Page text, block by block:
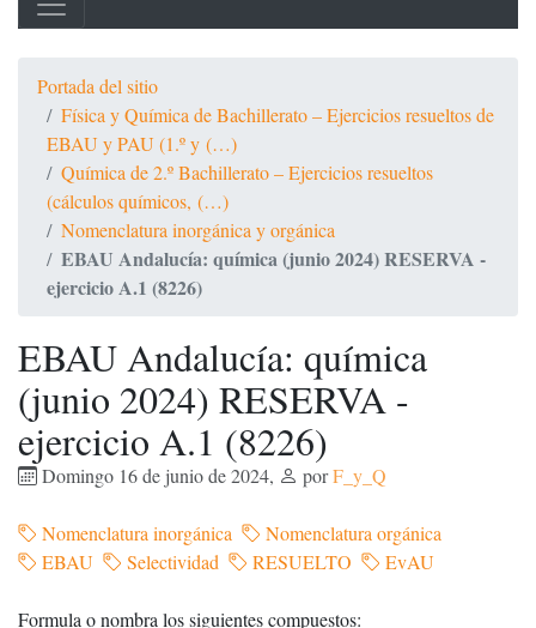
Portada del sitio
Física y Química de Bachillerato – Ejercicios resueltos de
EBAU y PAU (1.º y (…)
Química de 2.º Bachillerato – Ejercicios resueltos
(cálculos químicos, (…)
Nomenclatura inorgánica y orgánica
EBAU Andalucía: química (junio 2024) RESERVA -
ejercicio A.1 (8226)
EBAU Andalucía: química
(junio 2024) RESERVA -
ejercicio A.1 (8226)
Domingo 16 de junio de 2024, porF_y_Q
Nomenclatura inorgánica
Nomenclatura orgánica
EBAU
Selectividad RESUELTO EvAU
Formula o nombra los siguientes compuestos: